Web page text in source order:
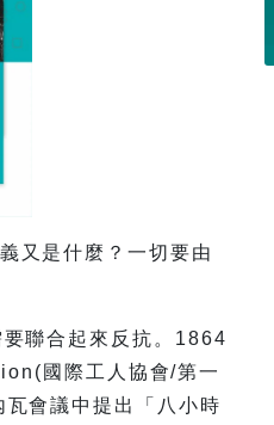
又是什麼？一切要由
聯合起來反抗。1864
國際工人協會/第一
會議中提出「八小時